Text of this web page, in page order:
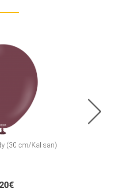
(30 cm/Kalisan)